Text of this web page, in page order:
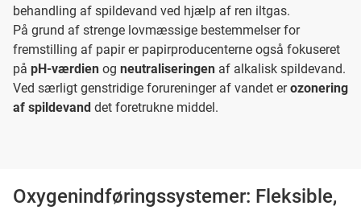
behandling af spildevand ved hjælp af ren iltgas.
På grund af strenge lovmæssige bestemmelser for
fremstilling af papir er papirproducenterne også fokuseret
på pH-værdien og neutraliseringen af alkalisk spildevand.
Ved særligt genstridige forureninger af vandet erozonering
af spildevand det foretrukne middel.
Oxygenindføringssystemer: Fleksible,